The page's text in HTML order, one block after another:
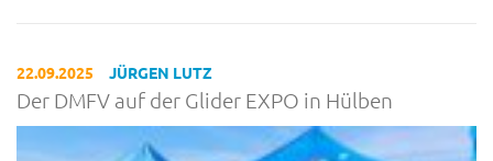
22.09.2025 JÜRGEN LUTZ
Der DMFV auf der Glider EXPO in Hülben